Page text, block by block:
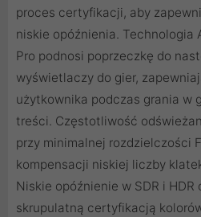
proces certyfikacji, aby
niskie opóźnienia. Technologia
Pro podnosi poprzeczkę do
wyświetlaczy do gier,
użytkownika podczas grania w
treści. Częstotliwość
przy minimalnej rozdzielczości
kompensacji niskiej liczby
Niskie opóźnienie w SDR i HDR
skrupulatną certyfikacją